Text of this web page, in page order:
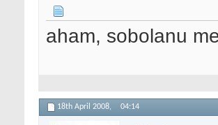
aham, sobolanu
18th April 2008, 04:14